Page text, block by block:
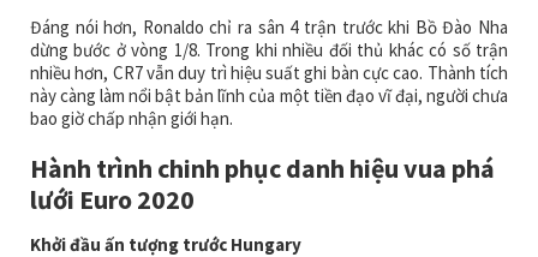
Đáng nói hơn, Ronaldo chỉ ra sân 4 trận trước khi Bồ Đào Nha
dừng bước ở vòng 1/8. Trong khi nhiều đối thủ khác có số trận
nhiều hơn, CR7 vẫn duy trì hiệu suất ghi bàn cực cao. Thành tích
này càng làm nổi bật bản lĩnh của một tiền đạo vĩ đại, người chưa
bao giờ chấp nhận giới hạn.
Hành trình chinh phục danh hiệu vua phá
lưới Euro 2020
Khởi đầu ấn tượng trước Hungary